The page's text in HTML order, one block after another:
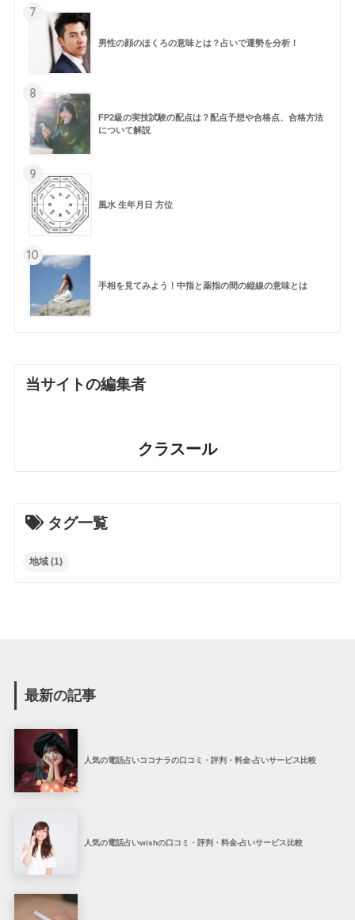
7
男性の顔のほくろの意味とは？占いで運勢を分析！
8
FP2級の実技試験の配点は？配点予想や合格点、合格方法
について解説
9
風水 生年月日 方位
10
手相を見てみよう！中指と薬指の間の縦線の意味とは
当サイトの編集者
クラスール
タグ一覧
地域(1)
最新の記事
人気の電話占いココナラの口コミ・評判・料金-占いサービス比較
人気の電話占いwishの口コミ・評判・料金-占いサービス比較